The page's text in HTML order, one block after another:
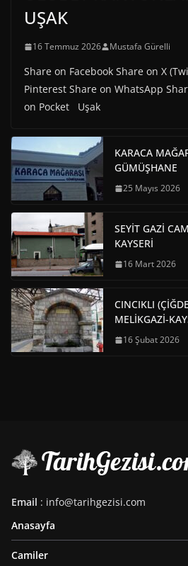
UŞAK
16 Temmuz 2026 Mustafa Gürelli
Share on Facebook Share on X
Pinterest Share on WhatsApp
on Pocket Uşak
KARACA
GÜMÜŞHANE
25 Mayıs 2026
SEYİT GAZİ
KAYSERİ
16 Mart 2026
CINCIKLI
MELİKGAZİ-
16 Şubat 2026
Email : info@tarihgezisi.com
Anasayfa
Camiler